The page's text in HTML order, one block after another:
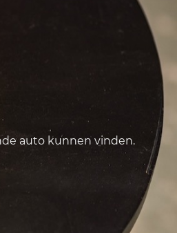
auto kunnen vinden.